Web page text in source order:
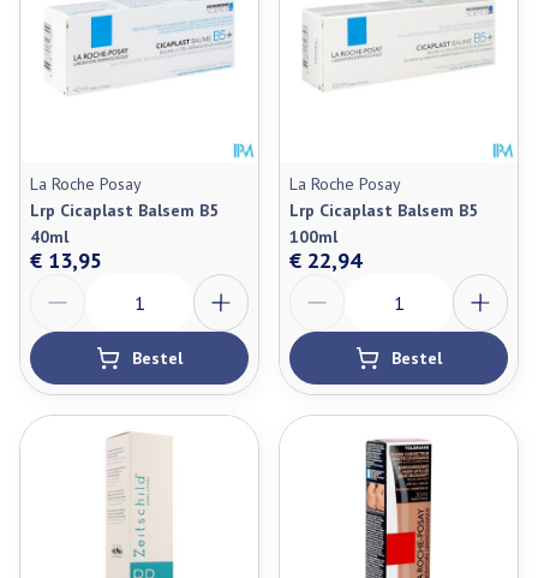
La Roche Posay
Lrp Cicaplast Balsem B5
40ml
€ 13,95
Bestel
La Roche Posay
Lrp Cicaplast Balsem B5
100ml
€ 22,94
Bestel